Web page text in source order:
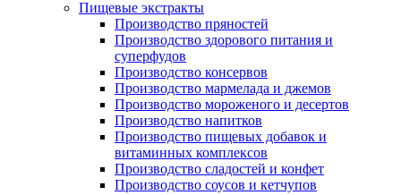
Пищевые экстракты
Производство пряностей
Производство здорового питания и
суперфудов
Производство консервов
Производство мармелада и джемов
Производство мороженого и десертов
Производство напитков
Производство пищевых добавок и
витаминных комплексов
Производство сладостей и конфет
Производство соусов и кетчупов